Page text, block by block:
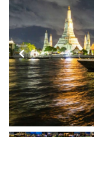
OMN โอมาน 0
PHL ฟิลิปปินส์ 1
SYR ซีเรีย 0
TJK ทาจิกิสถาน 1
ARE ดูไบ, UAE 0
ตะวันออกกลาง 0
GRC กรีซ 1
ITA อิตาลี 9
NLD เนเธอร์แลนด์
POL โปแลนด์ 3
RUS รัสเซีย 3